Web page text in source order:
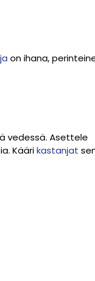
on ihana,
vedessä. Asettele
Käärikastanjat